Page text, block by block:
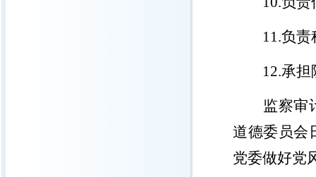
11.负责
12.承担
监察审
道德委员会
党委做好党